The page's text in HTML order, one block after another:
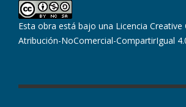
Esta obra está bajo una Licencia
Atribución-NoComercial-CompartirIgual